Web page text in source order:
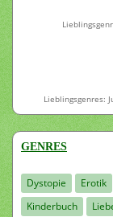
Lieblingsgenres:
GENRES
Dystopie Erotik
Kinderbuch